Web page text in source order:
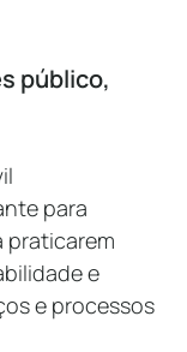
público,
para
praticarem
e
e processos